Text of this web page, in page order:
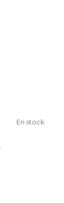
En stock